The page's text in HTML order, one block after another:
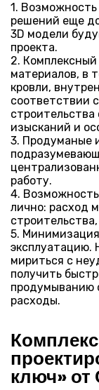
Возможность
решений еще
3D модели
проекта.
материалов, в
кровли,
соответствии
строительства
изысканий и
Продуманые
работу.
лично: расход
эксплуатацию.
мириться с
получить
продумыванию
расходы.
ключ»